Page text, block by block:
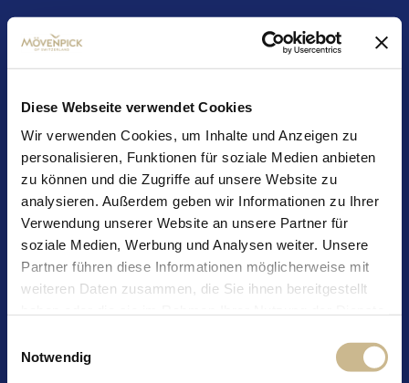
Diese Webseite verwendet Cookies
Wir verwenden Cookies, um Inhalte und Anzeigen zu
personalisieren, Funktionen für soziale Medien anbieten
zu können und die Zugriffe auf unsere Website zu
analysieren. Außerdem geben wir Informationen zu Ihrer
Verwendung unserer Website an unsere Partner für
soziale Medien, Werbung und Analysen weiter. Unsere
Partner führen diese Informationen möglicherweise mit
weiteren Daten zusammen, die Sie ihnen bereitgestellt
Notwendig
Vanilla Frappe
Mövenpick Iced Coffee Creamy Vanilla